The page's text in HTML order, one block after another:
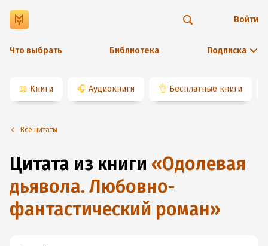
Что выбрать Библиотека Подписка
Войти
📖 Книги 🎧 Аудиокниги 👌 Бесплатные книги
Все цитаты
Цитата из книги «Одолевая
дьявола. Любовно-
фантастический роман»